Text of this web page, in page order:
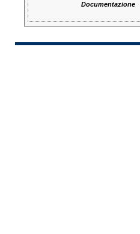
Documentazione